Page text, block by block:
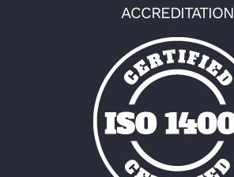
ACCREDITATION